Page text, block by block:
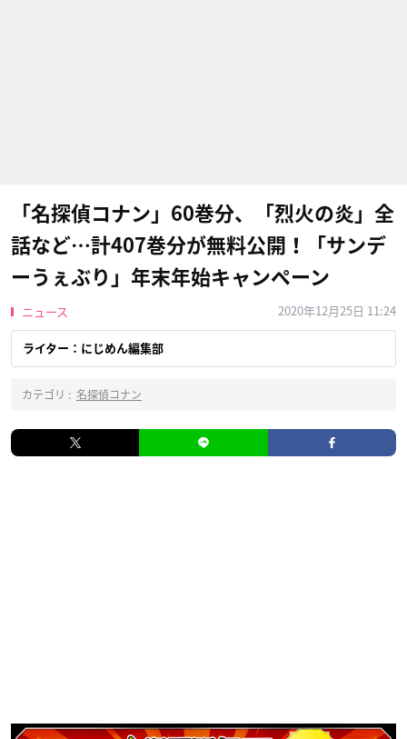
「名探偵コナン」60巻分、「烈火の炎」全
話など…計407巻分が無料公開！「サンデ
ーうぇぶり」年末年始キャンペーン
ニュース 2020年12月25日 11:24
ライター：にじめん編集部
カテゴリ : 名探偵コナン